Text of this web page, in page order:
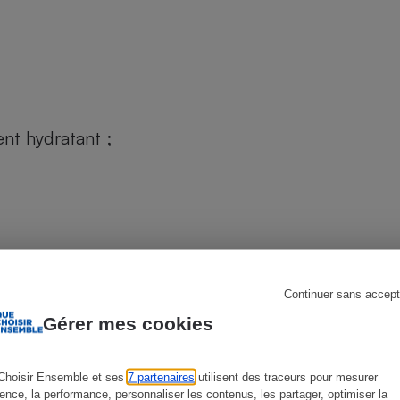
Gérer mes cookies
Ensemble et ses 7 partenaires utilisent des traceurs pour mesurer
la performance, personnaliser les contenus, les partager, optimiser la
Continuer sans
hydratant ;